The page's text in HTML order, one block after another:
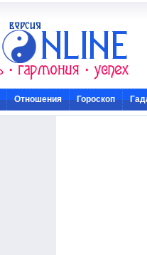
Отношения Гороскоп